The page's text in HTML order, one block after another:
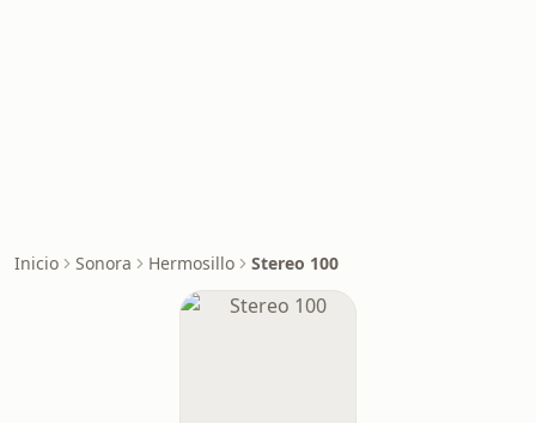
Inicio Sonora Hermosillo Stereo 100